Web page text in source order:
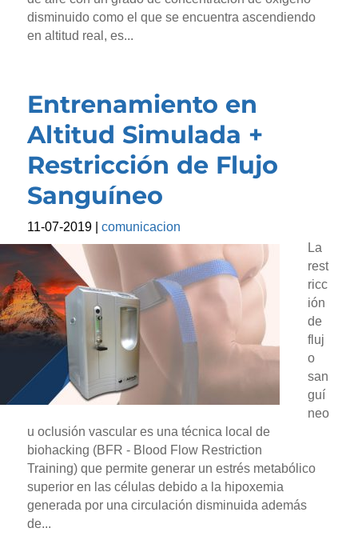
disminuido como el que se encuentra ascendiendo
en altitud real, es...
Entrenamiento en
Altitud Simulada +
Restricción de Flujo
Sanguíneo
11-07-2019 |comunicacion
La
rest
ricc
ión
de
fluj
o
san
guí
neo
u oclusión vascular es una técnica local de
biohacking (BFR - Blood Flow Restriction
Training) que permite generar un estrés metabólico
superior en las células debido a la hipoxemia
generada por una circulación disminuida además
de...